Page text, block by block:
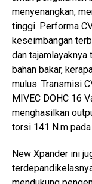
menyenangkan,
tinggi. Performa
keseimbangan
dan
bahan bakar,
mulus. Transmisi
MIVEC DOHC 16
menghasilkan
torsi 141 N.m
New Xpander ini